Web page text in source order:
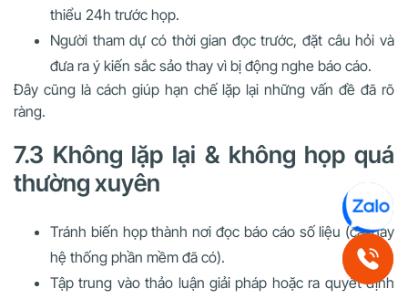
thiểu 24h trước họp.
Người tham dự có thời gian đọc trước, đặt câu hỏi và
đưa ra ý kiến sắc sảo thay vì bị động nghe báo cáo.
Đây cũng là cách giúp hạn chế lặp lại những vấn đề đã rõ
ràng.
7.3 Không lặp lại & không họp quá
thường xuyên
Tránh biến họp thành nơi đọc báo cáo số liệu (cái này
hệ thống phần mềm đã có).
Tập trung vào thảo luận giải pháp hoặc ra quyết định